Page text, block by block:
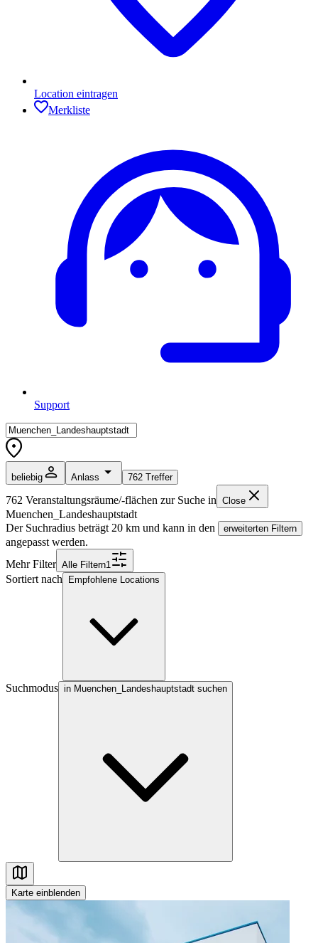
Location eintragen
Merkliste
Support
beliebig Anlass 762 Treffer
762 Veranstaltungsräume/-flächen zur Suche in Close
Muenchen_Landeshauptstadt
Der Suchradius beträgt 20 km und kann in den erweiterten Filtern
angepasst werden.
Mehr Filter Alle Filtern1
Sortiert nach Empfohlene Locations
Suchmodus in Muenchen_Landeshauptstadt suchen
Karte einblenden